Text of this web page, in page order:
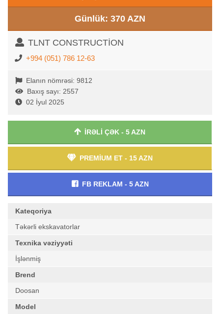
Günlük: 370 AZN
TLNT CONSTRUCTİON
+994 (051) 786 12-63
Elanın nömrəsi: 9812
Baxış sayı: 2557
02 İyul 2025
İRƏLİ ÇƏK - 5 AZN
PREMİUM ET - 15 AZN
FB REKLAM - 5 AZN
Kateqoriya
Təkərli ekskavatorlar
Texnika vəziyyəti
İşlənmiş
Brend
Doosan
Model